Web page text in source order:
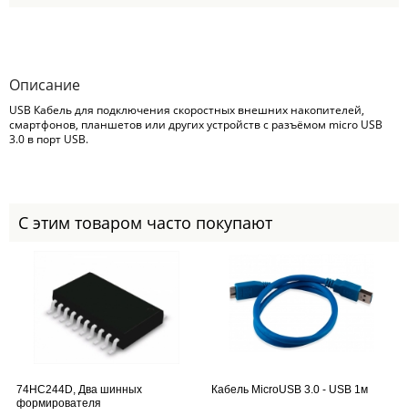
Описание
USB Кабель для подключения скоростных внешних накопителей,
смартфонов, планшетов или других устройств с разъёмом micro USB
3.0 в порт USB.
С этим товаром часто покупают
74HC244D, Два шинных
формирователя
Кабель MicroUSB 3.0 - USB 1м